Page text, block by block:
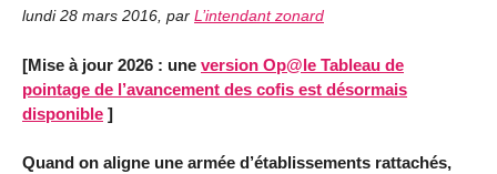
lundi 28 mars 2016 par L’intendant zonard
[Mise à jour 2026 : une version Op@le Tableau de
pointage de l’avancement des cofis est désormais
disponible ]
Quand on aligne une armée d’établissements rattachés,